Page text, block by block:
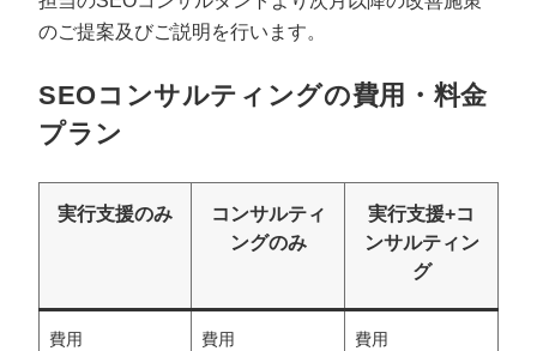
のご提案及びご説明を行います。
SEOコンサルティングの費用・料金
プラン
実行支援のみ
コンサルティ
ングのみ
実行支援+コ
ンサルティン
グ
費用
費用
費用